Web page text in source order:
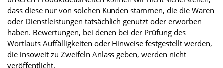
dass diese nur von solchen Kunden stammen, die die Waren
oder Dienstleistungen tatsächlich genutzt oder erworben
haben. Bewertungen, bei denen bei der Prüfung des
Wortlauts Auffälligkeiten oder Hinweise festgestellt werden,
die insoweit zu Zweifeln Anlass geben, werden nicht
veröffentlicht.